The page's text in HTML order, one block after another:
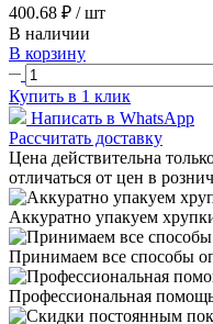
400.68 ₽ / шт
В наличии
В корзину
Купить в 1 клик
Написать в WhatsApp
Рассчитать доставку
Цена действительна
отличаться от цен в
Аккуратно упакуем
Принимаем все способы
Профессиональная